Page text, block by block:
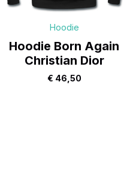
Hoodie
Hoodie Born Again
Christian Dior
€ 46,50